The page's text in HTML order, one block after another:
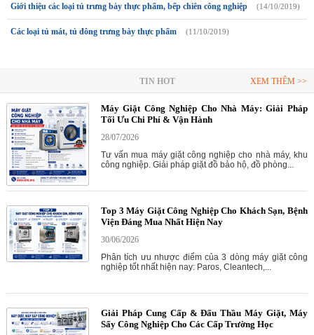
Giới thiệu các loại tủ trưng bày thực phẩm, bếp chiên công nghiệp (14/10/2019)
Các loại tủ mát, tủ đông trưng bày thực phẩm (11/10/2019)
TIN HOT XEM THÊM >>
Máy Giặt Công Nghiệp Cho Nhà Máy: Giải Pháp
Tối Ưu Chi Phí & Vận Hành
28/07/2026
Tư vấn mua máy giặt công nghiệp cho nhà máy, khu
công nghiệp. Giải pháp giặt đồ bảo hộ, đồ phòng...
Top 3 Máy Giặt Công Nghiệp Cho Khách Sạn, Bệnh
Viện Đáng Mua Nhất Hiện Nay
30/06/2026
Phân tích ưu nhược điểm của 3 dòng máy giặt công
nghiệp tốt nhất hiện nay: Paros, Cleantech,...
Giải Pháp Cung Cấp & Đấu Thầu Máy Giặt, Máy
Sấy Công Nghiệp Cho Các Cấp Trường Học